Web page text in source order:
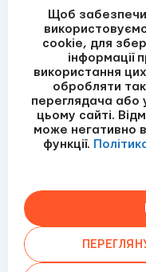
Щоб
cookie, для
інформації
використання
обробляти
переглядача або
цьому сайті.
може негативно
функції.
Я прочитала /
Designed by